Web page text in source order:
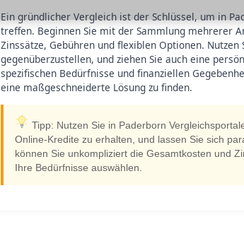
Ein gründlicher Vergleich ist der Schlüssel, um in
treffen. Beginnen Sie mit der Sammlung mehrerer
Zinssätze, Gebühren und flexiblen Optionen.
gegenüberzustellen, und ziehen Sie auch eine
spezifischen Bedürfnisse und finanziellen
eine maßgeschneiderte Lösung zu finden.
Tipp: Nutzen Sie in Paderborn
Online-Kredite zu erhalten, und lassen Sie sich
können Sie unkompliziert die Gesamtkosten und
Ihre Bedürfnisse auswählen.